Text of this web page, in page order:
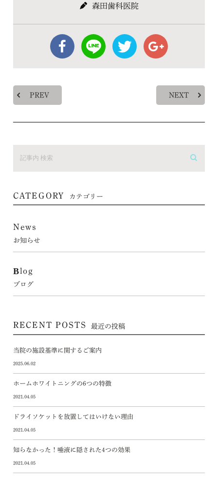
森田歯科医院
PREV NEXT
CATEGORY カテゴリー
News
お知らせ
Blog
ブログ
RECENT POSTS 最近の投稿
当院の施設基準に関するご案内
2025.06.02
ホームホワイトニングの6つの特徴
2021.04.05
ドライソケットを放置してはいけない理由
2021.04.05
知らなかった！唾液に隠された4つの効果
2021.04.05